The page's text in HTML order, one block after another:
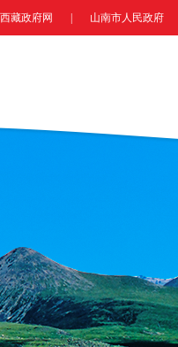
西藏政府网 山南市人民政府